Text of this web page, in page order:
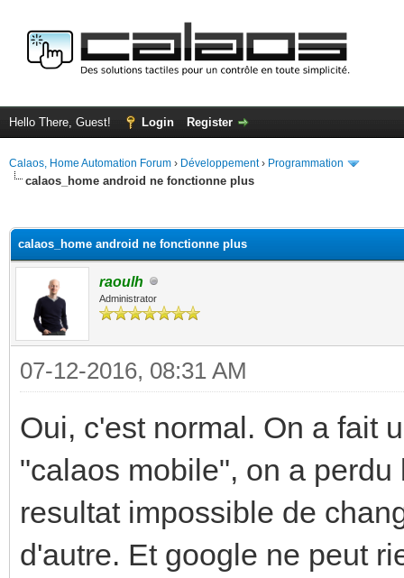
Hello There, Guest! Login Register
Calaos, Home Automation Forum › Développement› Programmation
calaos_home android ne fonctionne plus
calaos_home android ne fonctionne plus
raoulh
Administrator
07-12-2016, 08:31 AM
Oui, c'est normal. On a fait
"calaos mobile", on a
resultat impossible de
d'autre. Et google ne peut